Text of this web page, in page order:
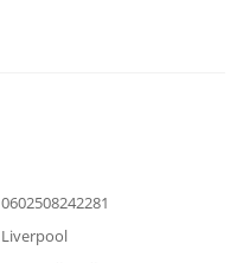
0602508242281
Liverpool